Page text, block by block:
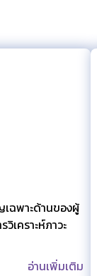
ฉพาะด้านของผู้
เคราะห์ภาวะ
อ่านเพิ่มเติม